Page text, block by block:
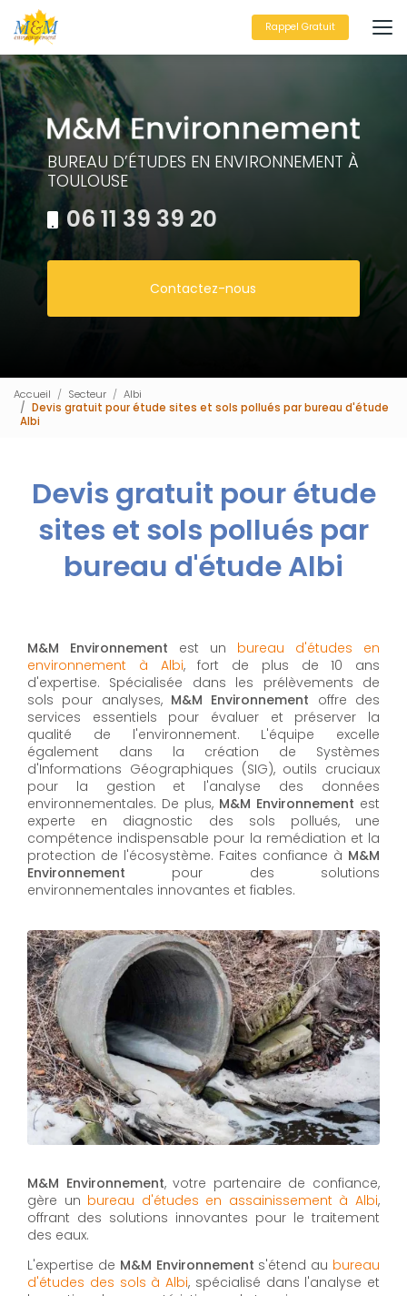
au
contenu
principal
Rappel Gratuit
BUREAU D’ÉTUDES EN ENVIRONNEMENT À
TOULOUSE
06 11 39 39 20
Contactez-nous
Accueil Secteur
Albi
Devis gratuit pour étude sites et sols pollués par bureau d'étude
Albi
Devis gratuit pour étude
sites et sols pollués par
bureau d'étude Albi
M&M Environnement est un bureau d'études en
environnement à Albi, fort de plus de 10 ans
d'expertise. Spécialisée dans les prélèvements de
sols pour analyses, M&M Environnement offre des
services essentiels pour évaluer et préserver la
qualité de l'environnement. L'équipe excelle
également dans la création de Systèmes
d'Informations Géographiques (SIG), outils cruciaux
pour la gestion et l'analyse des données
environnementales. De plus, M&M Environnement est
experte en diagnostic des sols pollués, une
compétence indispensable pour la remédiation et la
protection de l'écosystème. Faites confiance à M&M
Environnement pour des solutions
environnementales innovantes et fiables.
M&M Environnement, votre partenaire de confiance,
gère un bureau d'études en assainissement à Albi,
offrant des solutions innovantes pour le traitement
des eaux.
L'expertise de M&M Environnement s'étend au bureau
d'études des sols à Albi, spécialisé dans l'analyse et